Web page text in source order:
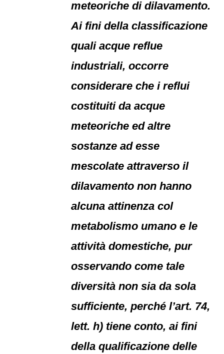
meteoriche di dilavamento.
Ai fini della classificazione
quali acque reflue
industriali, occorre
considerare che i reflui
costituiti da acque
meteoriche ed altre
sostanze ad esse
mescolate attraverso il
dilavamento non hanno
alcuna attinenza col
metabolismo umano e le
attività domestiche, pur
osservando come tale
diversità non sia da sola
sufficiente, perché l’art. 74,
lett. h) tiene conto, ai fini
della qualificazione delle